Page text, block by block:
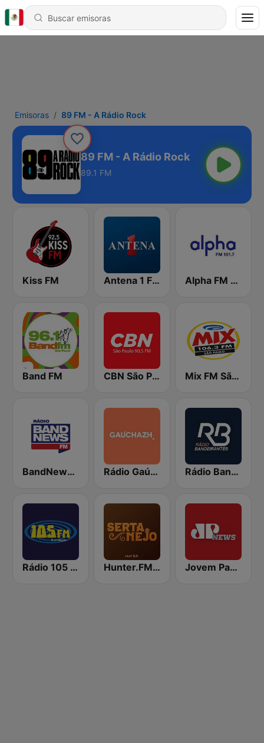
Emisoras 89 FM - A Rádio Rock
89 FM - A Rádio Rock
89.1 FM
Kiss FM Antena 1 FM Alpha FM 101.7
Band FM CBN São Paulo Mix FM São Paulo
BandNews FM - 96.9 SP Rádio Gaúcha ZH Rádio Bandeirantes
Rádio 105 FM Hunter.FM - Sertanejo Jovem Pan News